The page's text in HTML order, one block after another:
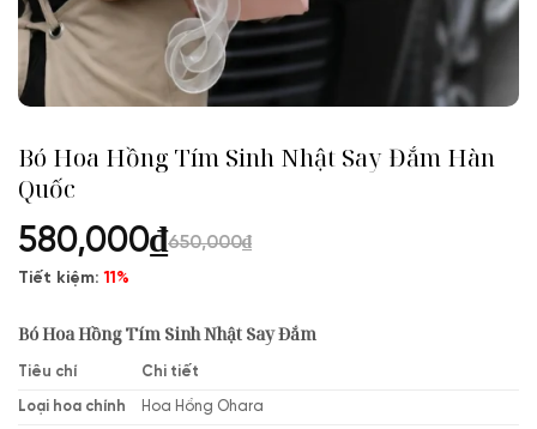
Bó Hoa Hồng Tím Sinh Nhật Say Đắm Hàn
Quốc
580,000₫650,000₫
Tiết kiệm:11%
Bó Hoa Hồng Tím Sinh Nhật Say Đắm
Tiêu chí Chi tiết
Loại hoa chính Hoa Hồng Ohara